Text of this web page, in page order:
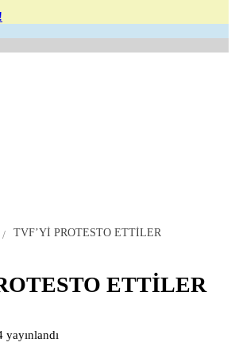
TVF’Yİ PROTESTO ETTİLER
ETTİLER
yayınlandı